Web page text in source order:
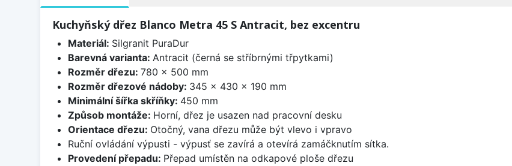
Kuchyňský dřez Blanco Metra 45 S Antracit, bez excentru
Materiál: Silgranit PuraDur
Barevná varianta: Antracit (černá se stříbrnými třpytkami)
Rozměr dřezu: 780 x 500 mm
Rozměr dřezové nádoby: 345 x 430 x 190 mm
Minimální šířka skříňky: 450 mm
Způsob montáže: Horní, dřez je usazen nad pracovní desku
Orientace dřezu: Otočný, vana dřezu může být vlevo i vpravo
Ruční ovládání výpusti - výpusť se zavírá a otevírá zamáčknutím sítka.
Provedení přepadu: Přepad umístěn na odkapové ploše dřezu